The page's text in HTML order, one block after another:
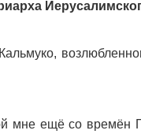
мне ещё со времён